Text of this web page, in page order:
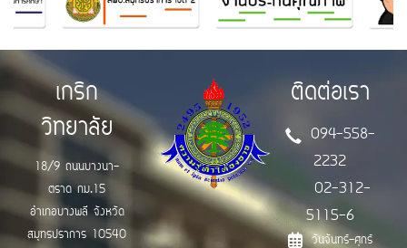
เกริก
วิทยาลัย
18/9 ถนนบางนา-
ตราด กม.15
อำเภอบางพลี จังหวัด
สมุทรปราการ 10540
ติดต่อเรา
094-558-
2232
02-312-
5115-6
วันจันทร์-ศุกร์